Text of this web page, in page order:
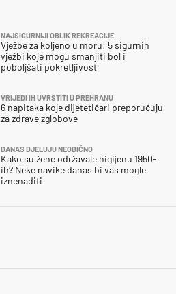
NAJSIGURNIJI OBLIK REKREACIJE
Vježbe za koljeno u moru: 5 sigurnih
vježbi koje mogu smanjiti bol i
poboljšati pokretljivost
VRIJEDI IH UVRSTITI U PREHRANU
6 napitaka koje dijetetičari preporučuju
za zdrave zglobove
DANAS DJELUJU NEOBIČNO
Kako su žene održavale higijenu 1950-
ih? Neke navike danas bi vas mogle
iznenaditi